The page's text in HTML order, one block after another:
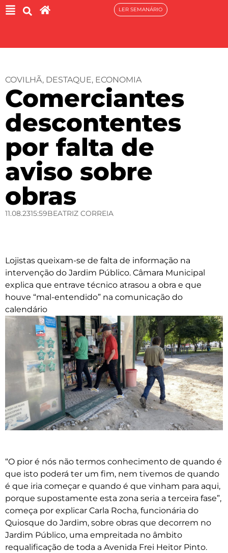
LER SEMANÁRIO
COVILHÃ, DESTAQUE, ECONOMIA
Comerciantes
descontentes
por falta de
aviso sobre
obras
11.08.2315:59BEATRIZ CORREIA
Lojistas queixam-se de falta de informação na
intervenção do Jardim Público. Câmara Municipal
explica que entrave técnico atrasou a obra e que
houve “mal-entendido” na comunicação do
calendário
“O pior é nós não termos conhecimento de quando é
que isto poderá ter um fim, nem tivemos de quando
é que iria começar e quando é que vinham para aqui,
porque supostamente esta zona seria a terceira fase”,
começa por explicar Carla Rocha, funcionária do
Quiosque do Jardim, sobre obras que decorrem no
Jardim Público, uma empreitada no âmbito
requalificação de toda a Avenida Frei Heitor Pinto.